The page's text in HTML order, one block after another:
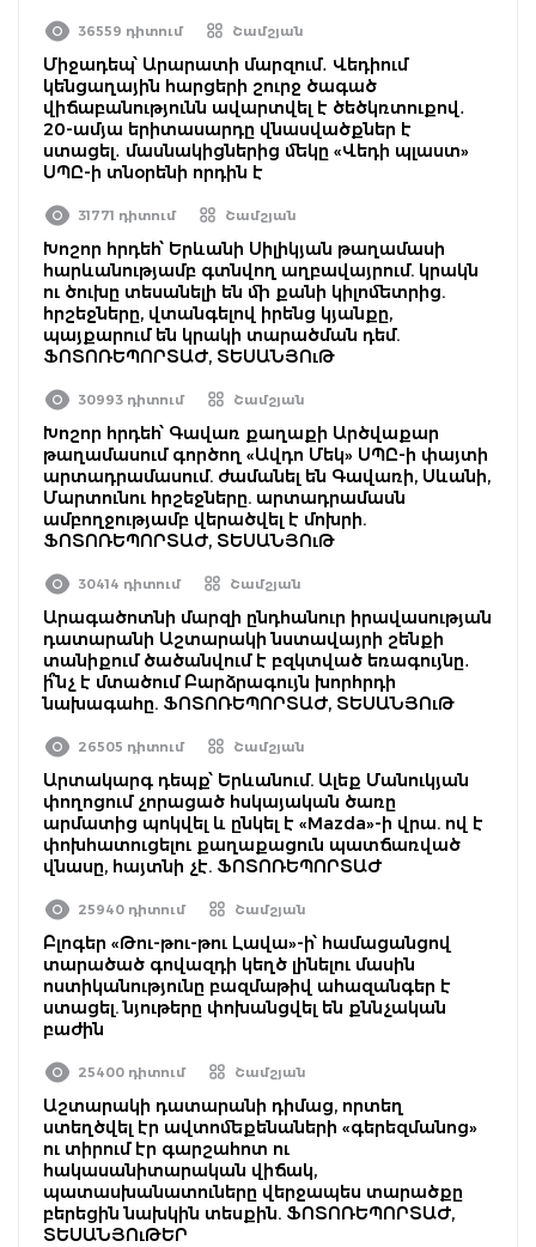
36559 դիտում Շամշյան
Միջադեպ՝ Արարատի մարզում․ Վեդիում
կենցաղային հարցերի շուրջ ծագած
վիճաբանությունն ավարտվել է ծեծկռտուքով․
20-ամյա երիտասարդը վնասվածքներ է
ստացել․ մասնակիցներից մեկը «Վեդի պլաստ»
ՍՊԸ-ի տնօրենի որդին է
31771 դիտում Շամշյան
Խոշոր հրդեհ՝ Երևանի Սիլիկյան թաղամասի
հարևանությամբ գտնվող աղբավայրում. կրակն
ու ծուխը տեսանելի են մի քանի կիլոմետրից.
հրշեջները, վտանգելով իրենց կյանքը,
պայքարում են կրակի տարածման դեմ.
ՖՈՏՈՌԵՊՈՐՏԱԺ, ՏԵՍԱՆՅՈւԹ
30993 դիտում Շամշյան
Խոշոր հրդեհ՝ Գավառ քաղաքի Արծվաքար
թաղամասում գործող «Ավդո Մեկ» ՍՊԸ-ի փայտի
արտադրամասում. ժամանել են Գավառի, Սևանի,
Մարտունու հրշեջները. արտադրամասն
ամբողջությամբ վերածվել է մոխրի.
ՖՈՏՈՌԵՊՈՐՏԱԺ, ՏԵՍԱՆՅՈւԹ
30414 դիտում Շամշյան
Արագածոտնի մարզի ընդհանուր իրավասության
դատարանի Աշտարակի նստավայրի շենքի
տանիքում ծածանվում է բզկտված եռագույնը․
ի՞նչ է մտածում Բարձրագույն խորհրդի
նախագահը. ՖՈՏՈՌԵՊՈՐՏԱԺ, ՏԵՍԱՆՅՈւԹ
26505 դիտում Շամշյան
Արտակարգ դեպք՝ Երևանում. Ալեք Մանուկյան
փողոցում չորացած հսկայական ծառը
արմատից պոկվել և ընկել է «Mazda»-ի վրա. ով է
փոխհատուցելու քաղաքացուն պատճառված
վնասը, հայտնի չէ. ՖՈՏՈՌԵՊՈՐՏԱԺ
25940 դիտում Շամշյան
Բլոգեր «Թու-թու-թու Լավա»-ի՝ համացանցով
տարածած գովազդի կեղծ լինելու մասին
ոստիկանությունը բազմաթիվ ահազանգեր է
ստացել. նյութերը փոխանցվել են քննչական
բաժին
25400 դիտում Շամշյան
Աշտարակի դատարանի դիմաց, որտեղ
ստեղծվել էր ավտոմեքենաների «գերեզմանոց»
ու տիրում էր գարշահոտ ու
հակասանիտարական վիճակ,
պատասխանատուները վերջապես տարածքը
բերեցին նախկին տեսքին. ՖՈՏՈՌԵՊՈՐՏԱԺ,
ՏԵՍԱՆՅՈւԹԵՐ